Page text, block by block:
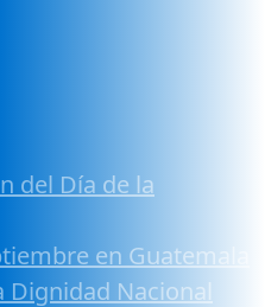
del Día de la
en Guatemala
Dignidad Nacional